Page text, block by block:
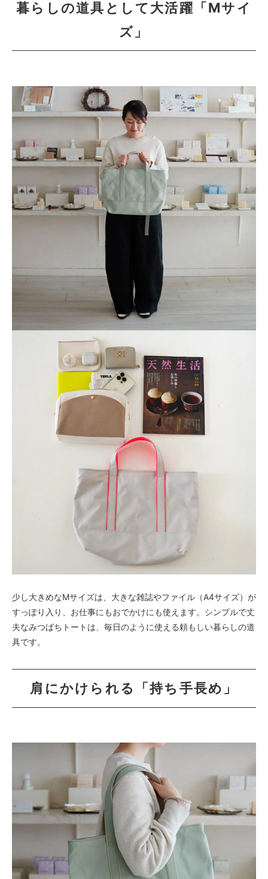
暮らしの道具として大活躍「Mサイ
ズ」
少し大きめなMサイズは、大きな雑誌やファイル（A4サイズ）が
すっぽり入り、お仕事にもおでかけにも使えます。シンプルで丈
夫なみつばちトートは、毎日のように使える頼もしい暮らしの道
具です。
肩にかけられる「持ち手長め」